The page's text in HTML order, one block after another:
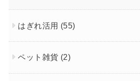
はぎれ活用 (55)
ペット雑貨 (2)